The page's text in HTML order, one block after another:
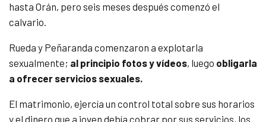
hasta Orán, pero seis meses después comenzó el
calvario.
Rueda y Peñaranda comenzaron a explotarla
sexualmente; al principio fotos y vídeos, luego obligarla
a ofrecer servicios sexuales.
El matrimonio, ejercía un control total sobre sus horarios
y el dinero que a joven debía cobrar por sus servicios, los